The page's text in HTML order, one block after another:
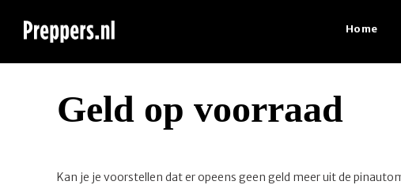
Home
Geld op voorraad
Kan je je voorstellen dat er opeens geen geld meer uit de